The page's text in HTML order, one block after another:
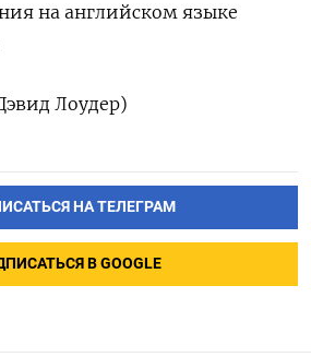
на английском языке
Лоудер)
НА ТЕЛЕГРАМ
В GOOGLE